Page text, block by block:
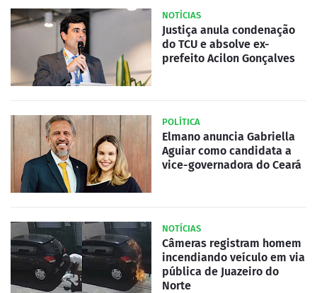
NOTÍCIAS
Justiça anula condenação
do TCU e absolve ex-
prefeito Acilon Gonçalves
POLÍTICA
Elmano anuncia Gabriella
Aguiar como candidata a
vice-governadora do Ceará
NOTÍCIAS
Câmeras registram homem
incendiando veículo em via
pública de Juazeiro do
Norte